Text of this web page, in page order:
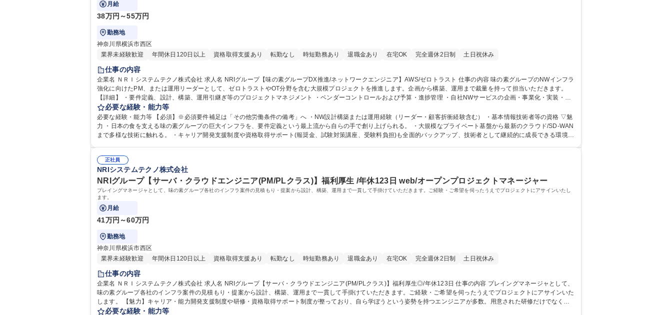
月給
38万円～55万円
勤務地
神奈川県横浜市西区
業界未経験歓迎
年間休日120日以上 資格取得支援あり 転勤なし 時短勤務あり 退職金あり 在宅OK 完全週休2日制 土日祝休み
仕事の内容
企業名 ＮＲＩシステムテクノ株式会社 求人名 NRIグループ【味の素グループDX推進/ネットワークエンジニア】AWS/ゼロトラスト 仕事の内容 味の素グループのNWインフラ
強化に向けたPM、または運用リーダーとして、ゼロトラストやOT分野を含む大規模プロジェクトを推進します。企画から構築、運用まで裁量を持って担当いただきます。
【詳細】 ・要件定義、設計、構築、運用引継ぎ等のプロジェクトマネジメント ・ベンダーコントロールおよび予算・進捗管理 ・自社NWサービスの企画・事業化・実装・イ
ンシデント対応 ・ゼロトラスト、SD-WAN、クラウドNW（AWS/Azure）等の導入 ・EOL対応やリプレイス計画の立案・提案 募集職種 NRIグループ【味の素グループDX推
進/ネットワークエンジニア】AWS/ゼロトラスト
必要な経験・能力等
必要な経験・能力等 【必須】※必須要件補足は「その他労働条件の備考」へ ・NW設計構築または運用経験（リーダー・顧客折衝経験含む） ・基本情報技術者等の資格 ▽魅
力 ・日本の食を支える味の素グループの巨大インフラを、要件定義という最上流から自らの手で創り上げられる。 ・大規模なプライベート基盤から最新のクラウド/SD-WAN
まで多様な技術に触れる。 ・キャリア開発支援制度や資格取得サポート(報奨金、試験対策講座、受験料負担)も全面的バックアップ、技術者として継続的に成長できる環境。
正社員
NRIシステムテクノ株式会社
NRIグループ【サーバ・クラウドエンジニア(PM/PLクラス)】福利厚生 /年休123日 web/オープンプロジェクトマネージャー
プレイングマネージャとして、味の素グループ各社のインフラ案件の見積もり・提案から設計、構築、運用まで一貫して手掛けていただきます。ご経験・ご希望を伺ったうえでプロジェクトにアサインいたし
ます。
月給
41万円～60万円
勤務地
神奈川県横浜市西区
業界未経験歓迎
年間休日120日以上 資格取得支援あり 転勤なし 時短勤務あり 退職金あり 在宅OK 完全週休2日制 土日祝休み
仕事の内容
企業名 ＮＲＩシステムテクノ株式会社 求人名 NRIグループ【サーバ・クラウドエンジニア(PM/PLクラス)】福利厚生◎/年休123日 仕事の内容 プレイングマネージャとして、
味の素グループ各社のインフラ案件の見積もり・提案から設計、構築、運用まで一貫して手掛けていただきます。ご経験・ご希望を伺ったうえでプロジェクトにアサインいた
します。 【魅力】キャリア・能力開発支援制度や研修・資格取得サポート制度が整っており、自ら学ぼうという姿勢を持つエンジニアが多数。用意された研修だけでなく、
必要や希望に応じて外部研修や資格取得を積極的に行っています。技術に関するものだけでなくマネジメント研修の受講やビジネスアナリストの資格取得の実績があります。
必要な経験・能力等